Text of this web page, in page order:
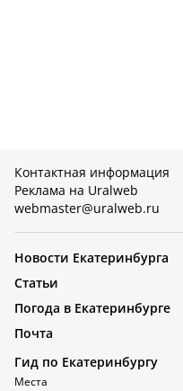
Контактная информация
Реклама на Uralweb
webmaster@uralweb.ru
Новости Екатеринбурга
Статьи
Погода в Екатеринбурге
Почта
Гид по Екатеринбургу
Места